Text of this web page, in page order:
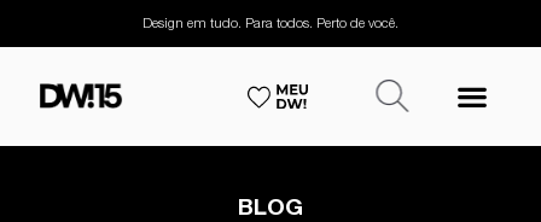
Design em tudo. Para todos. Perto de você.
BLOG